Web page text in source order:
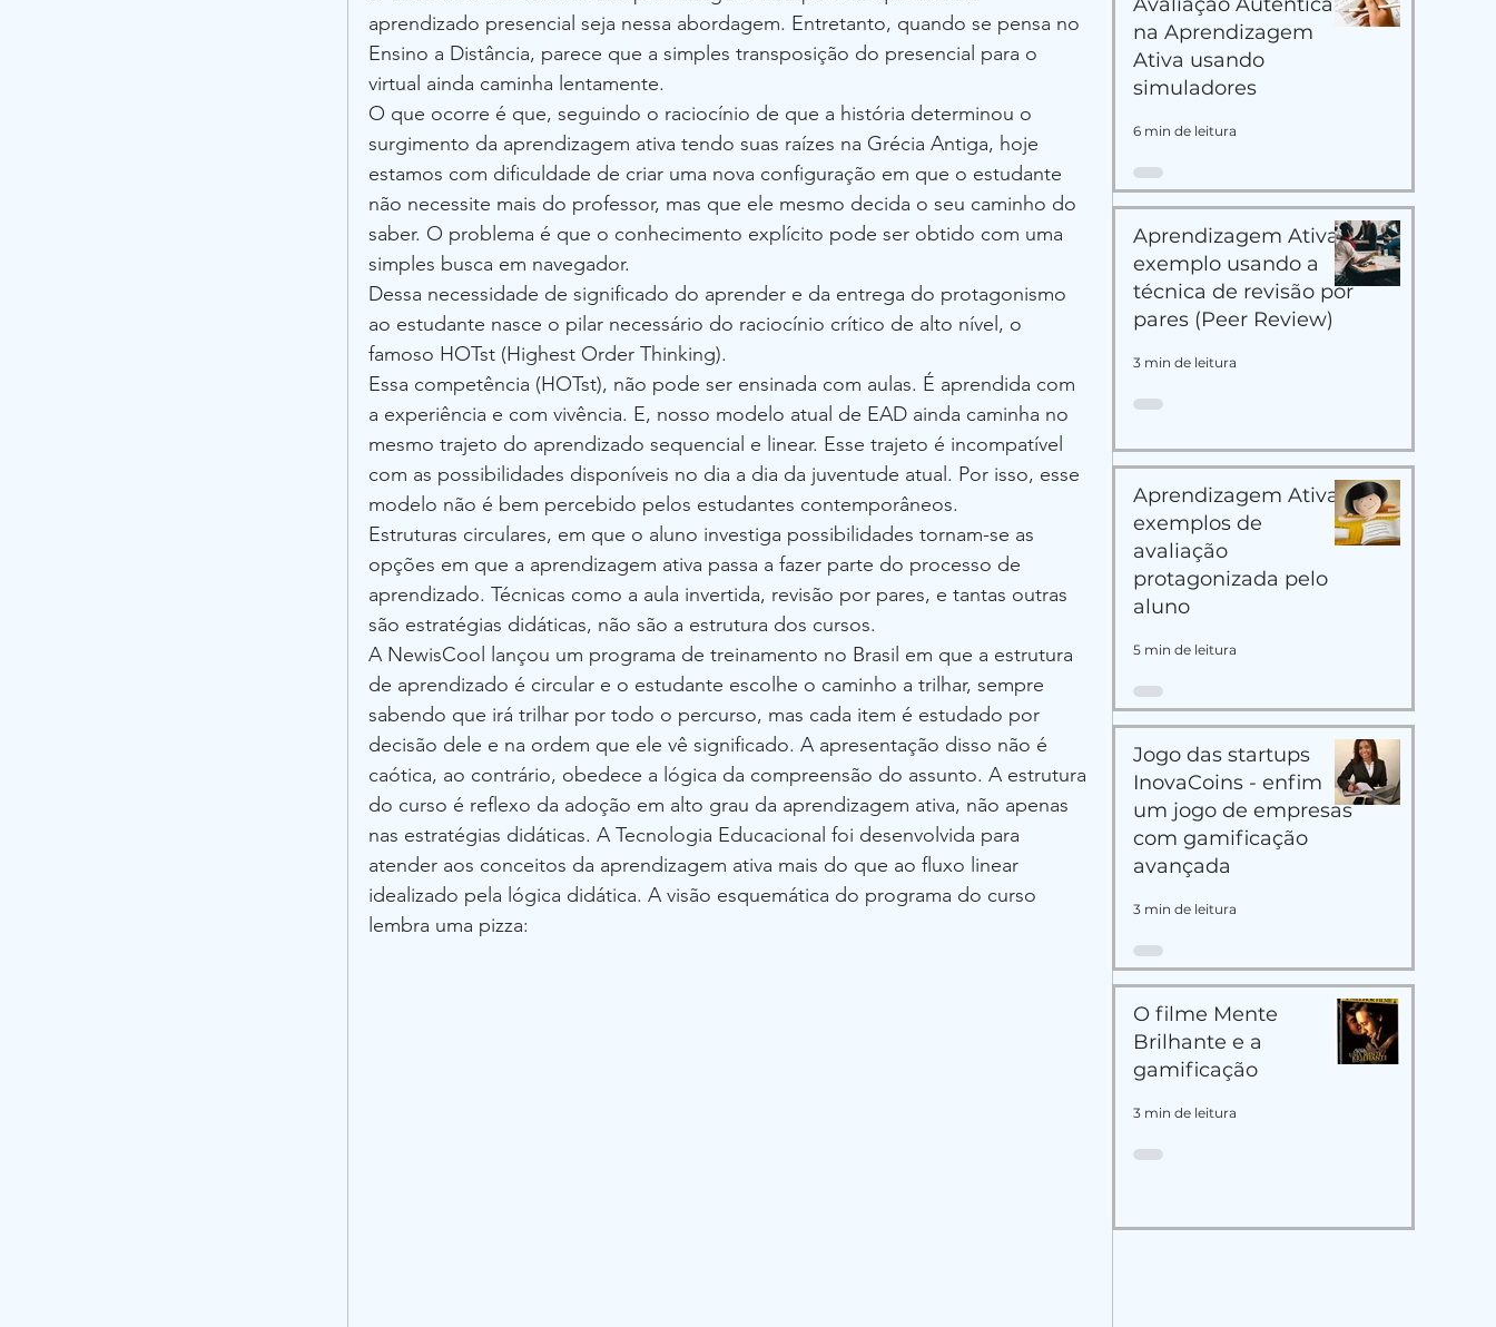
aprendizado presencial seja nessa abordagem. Entretanto, quando se pensa no
Ensino a Distância, parece que a simples transposição do presencial para o
virtual ainda caminha lentamente.
O que ocorre é que, seguindo o raciocínio de que a história determinou o
surgimento da aprendizagem ativa tendo suas raízes na Grécia Antiga, hoje
estamos com dificuldade de criar uma nova configuração em que o estudante
não necessite mais do professor, mas que ele mesmo decida o seu caminho do
saber. O problema é que o conhecimento explícito pode ser obtido com uma
simples busca em navegador.
Dessa necessidade de significado do aprender e da entrega do protagonismo
ao estudante nasce o pilar necessário do raciocínio crítico de alto nível, o
famoso HOTst (Highest Order Thinking).
Essa competência (HOTst), não pode ser ensinada com aulas. É aprendida com
a experiência e com vivência. E, nosso modelo atual de EAD ainda caminha no
mesmo trajeto do aprendizado sequencial e linear. Esse trajeto é incompatível
com as possibilidades disponíveis no dia a dia da juventude atual. Por isso, esse
modelo não é bem percebido pelos estudantes contemporâneos.
Estruturas circulares, em que o aluno investiga possibilidades tornam-se as
opções em que a aprendizagem ativa passa a fazer parte do processo de
aprendizado. Técnicas como a aula invertida, revisão por pares, e tantas outras
são estratégias didáticas, não são a estrutura dos cursos.
A NewisCool lançou um programa de treinamento no Brasil em que a estrutura
de aprendizado é circular e o estudante escolhe o caminho a trilhar, sempre
sabendo que irá trilhar por todo o percurso, mas cada item é estudado por
decisão dele e na ordem que ele vê significado. A apresentação disso não é
caótica, ao contrário, obedece a lógica da compreensão do assunto. A estrutura
do curso é reflexo da adoção em alto grau da aprendizagem ativa, não apenas
nas estratégias didáticas. A Tecnologia Educacional foi desenvolvida para
atender aos conceitos da aprendizagem ativa mais do que ao fluxo linear
idealizado pela lógica didática. A visão esquemática do programa do curso
lembra uma pizza:
na Aprendizagem
Ativa usando
simuladores
6 min de leitura
Aprendizagem Ativa:
exemplo usando a
técnica de revisão por
pares (Peer Review)
3 min de leitura
Aprendizagem Ativa:
exemplos de
avaliação
protagonizada pelo
aluno
5 min de leitura
Jogo das startups
InovaCoins - enfim
um jogo de empresas
com gamificação
avançada
3 min de leitura
O filme Mente
Brilhante e a
gamificação
3 min de leitura